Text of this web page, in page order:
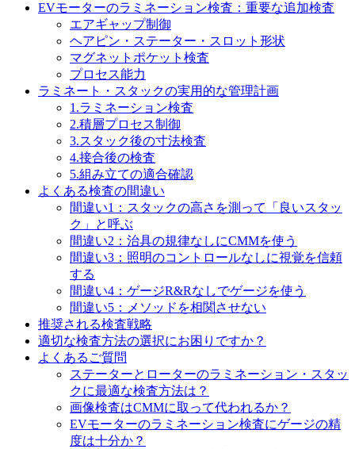
EVモーターのラミネーション検査：重要な追加検査
エアギャップ制御
ヘアピン・ステーター・スロット形状
マグネットポケット検査
プロセス能力
ラミネート・スタックの実用的な管理計画
1.ラミネーション検査
2.積層プロセス制御
3.スタック後の寸法検査
4.接合後の検査
5.組み立ての適合確認
よくある検査の間違い
間違い1：スタックの高さを測って「良いスタッ
ク」と呼ぶ
間違い2：治具の規律なしにCMMを使う
間違い3：照明のコントロールなしに視覚を信頼
する
間違い4：ゲージR&Rなしでゲージを使う
間違い5：メソッドを相関させない
推奨される検査戦略
適切な検査方法の選択にお困りですか？
よくあるご質問
ステーターとローターのラミネーション・スタッ
クに最適な検査方法は？
画像検査はCMMに取って代われるか？
EVモーターのラミネーション検査にゲージの精
度は十分か？